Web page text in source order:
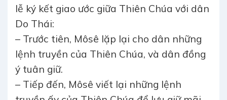
lễ ký kết giao ước giữa Thiên Chúa với dân
Do Thái:
– Trước tiên, Môsê lặp lại cho dân những
lệnh truyền của Thiên Chúa, và dân đồng
ý tuân giữ.
– Tiếp đến, Môsê viết lại những lệnh